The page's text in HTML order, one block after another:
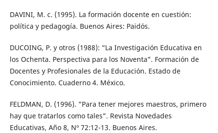
DAVINI, M. c. (1995). La formación docente en cuestión:
política y pedagogía. Buenos Aires: Paidós.
DUCOING, P. y otros (1988): “La Investigación Educativa en
los Ochenta. Perspectiva para los Noventa”. Formación de
Docentes y Profesionales de la Educación. Estado de
Conocimiento. Cuaderno 4. México.
FELDMAN, D. (1996). ”Para tener mejores maestros, primero
hay que tratarlos como tales”. Revista Novedades
Educativas, Año 8, Nº 72:12-13. Buenos Aires.